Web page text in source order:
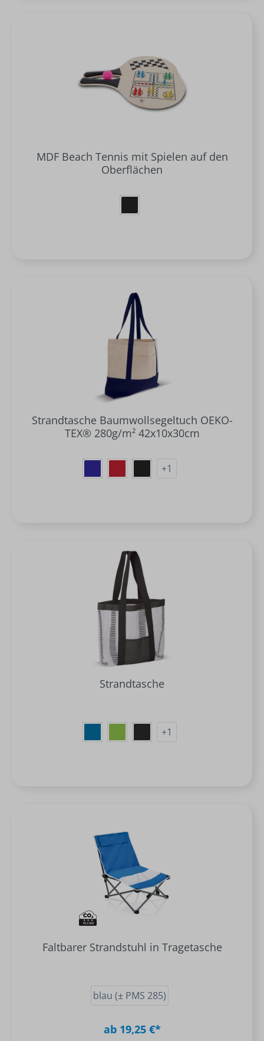
MDF Beach Tennis mit Spielen auf den
Oberflächen
Strandtasche Baumwollsegeltuch OEKO-
TEX® 280g/m² 42x10x30cm
+1
Strandtasche
+1
Faltbarer Strandstuhl in Tragetasche
blau (± PMS 285)
ab 19,25 €*